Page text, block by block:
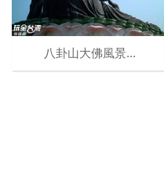
八卦山大佛風景...